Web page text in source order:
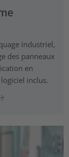
industriel,
des panneaux
en
inclus.